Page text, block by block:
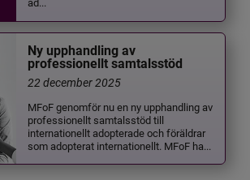
Ny upphandling av
professionellt samtalsstöd
22 december 2025
MFoF genomför nu en ny upphandling av
professionellt samtalsstöd till
internationellt adopterade och föräldrar
som adopterat internationellt. MFoF ha...